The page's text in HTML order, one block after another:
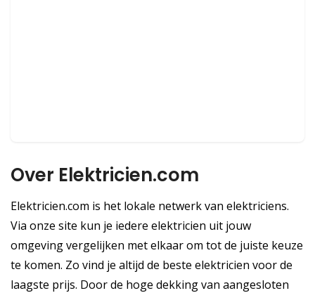
Over Elektricien.com
Elektricien.com is het lokale netwerk van elektriciens.
Via onze site kun je iedere elektricien uit jouw
omgeving vergelijken met elkaar om tot de juiste keuze
te komen. Zo vind je altijd de beste elektricien voor de
laagste prijs. Door de hoge dekking van aangesloten